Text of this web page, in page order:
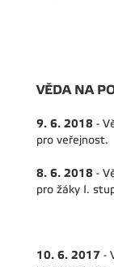
VĚDA NA
9. 6. 2018 -
pro veřejnost.
8. 6. 2018 -
pro žáky I.
10. 6. 2017 -